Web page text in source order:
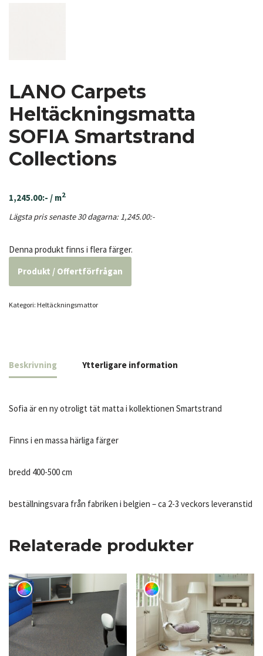
LANO Carpets
Heltäckningsmatta
SOFIA Smartstrand
Collections
1,245.00:- / m2
Lägsta pris senaste 30 dagarna: 1,245.00:-
Denna produkt finns i flera färger.
Produkt / Offertförfrågan
Kategori: Heltäcknings­mattor
Beskrivning Ytterligare information
Sofia är en ny otroligt tät matta i kollektionen Smartstrand
Finns i en massa härliga färger
bredd 400-500 cm
beställningsvara från fabriken i belgien – ca 2-3 veckors leveranstid
Relaterade produkter